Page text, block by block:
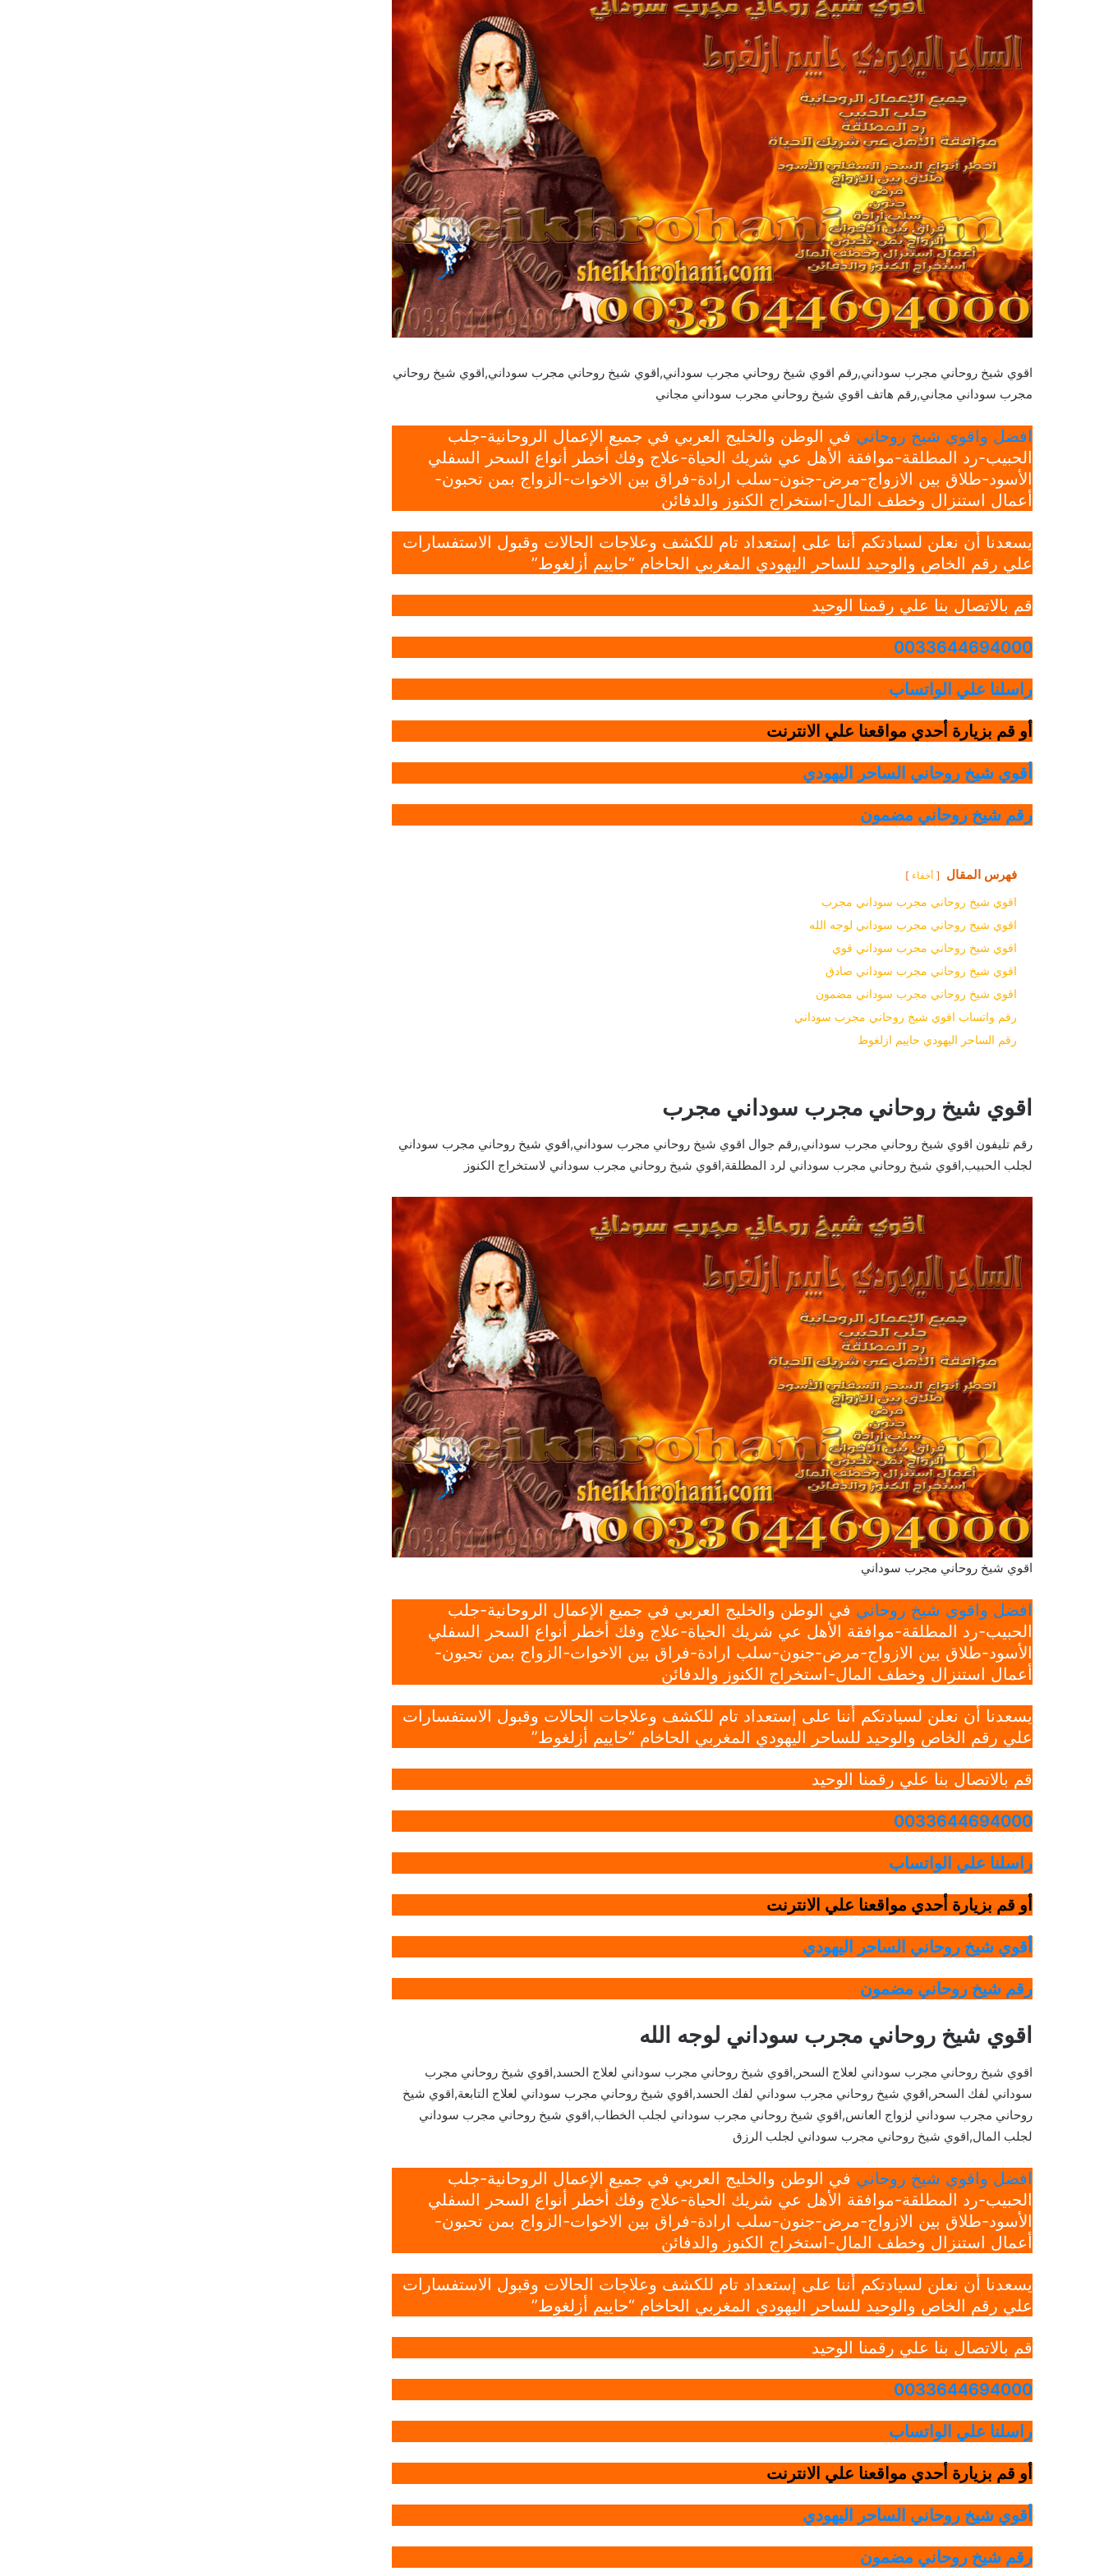
اقوي شيخ روحاني مجرب سوداني,رقم اقوي شيخ روحاني مجرب سوداني,اقوي شيخ روحاني مجرب سوداني,اقوي شيخ روحاني
مجرب سوداني مجاني,رقم هاتف اقوي شيخ روحاني مجرب سوداني مجاني
افضل واقوي شيخ روحاني في الوطن والخليج العربي في جميع الإعمال الروحانية-جلب
الحبيب-رد المطلقة-موافقة الأهل عي شريك الحياة-علاج وفك أخطر أنواع السحر السفلي
الأسود-طلاق بين الازواج-مرض-جنون-سلب ارادة-فراق بين الاخوات-الزواج بمن تحبون-
أعمال استنزال وخطف المال-استخراج الكنوز والدفائن
يسعدنا أن نعلن لسيادتكم أننا على إستعداد تام للكشف وعلاجات الحالات وقبول الاستفسارات
علي رقم الخاص والوحيد للساحر اليهودي المغربي الحاخام “حاييم أزلغوط”
قم بالاتصال بنا علي رقمنا الوحيد
0033644694000
راسلنا علي الواتساب
أو قم بزيارة أحدي مواقعنا علي الانترنت
أقوي شيخ روحاني الساحر اليهودي
رقم شيخ روحاني مضمون
فهرس المقال أخفاء
اقوي شيخ روحاني مجرب سوداني مجرب
اقوي شيخ روحاني مجرب سوداني لوجه الله
اقوي شيخ روحاني مجرب سوداني قوي
اقوي شيخ روحاني مجرب سوداني صادق
اقوي شيخ روحاني مجرب سوداني مضمون
رقم واتساب اقوي شيخ روحاني مجرب سوداني
رقم الساحر اليهودي حاييم ازلغوط
اقوي شيخ روحاني مجرب سوداني مجرب
رقم تليفون اقوي شيخ روحاني مجرب سوداني,رقم جوال اقوي شيخ روحاني مجرب سوداني,اقوي شيخ روحاني مجرب سوداني
لجلب الحبيب,اقوي شيخ روحاني مجرب سوداني لرد المطلقة,اقوي شيخ روحاني مجرب سوداني لاستخراج الكنوز
اقوي شيخ روحاني مجرب سوداني
افضل واقوي شيخ روحاني في الوطن والخليج العربي في جميع الإعمال الروحانية-جلب
الحبيب-رد المطلقة-موافقة الأهل عي شريك الحياة-علاج وفك أخطر أنواع السحر السفلي
الأسود-طلاق بين الازواج-مرض-جنون-سلب ارادة-فراق بين الاخوات-الزواج بمن تحبون-
أعمال استنزال وخطف المال-استخراج الكنوز والدفائن
يسعدنا أن نعلن لسيادتكم أننا على إستعداد تام للكشف وعلاجات الحالات وقبول الاستفسارات
علي رقم الخاص والوحيد للساحر اليهودي المغربي الحاخام “حاييم أزلغوط”
قم بالاتصال بنا علي رقمنا الوحيد
0033644694000
راسلنا علي الواتساب
أو قم بزيارة أحدي مواقعنا علي الانترنت
أقوي شيخ روحاني الساحر اليهودي
رقم شيخ روحاني مضمون
اقوي شيخ روحاني مجرب سوداني لوجه الله
اقوي شيخ روحاني مجرب سوداني لعلاج السحر,اقوي شيخ روحاني مجرب سوداني لعلاج الحسد,اقوي شيخ روحاني مجرب
سوداني لفك السحر,اقوي شيخ روحاني مجرب سوداني لفك الحسد,اقوي شيخ روحاني مجرب سوداني لعلاج التابعة,اقوي شيخ
روحاني مجرب سوداني لزواج العانس,اقوي شيخ روحاني مجرب سوداني لجلب الخطاب,اقوي شيخ روحاني مجرب سوداني
لجلب المال,اقوي شيخ روحاني مجرب سوداني لجلب الرزق
افضل واقوي شيخ روحاني في الوطن والخليج العربي في جميع الإعمال الروحانية-جلب
الحبيب-رد المطلقة-موافقة الأهل عي شريك الحياة-علاج وفك أخطر أنواع السحر السفلي
الأسود-طلاق بين الازواج-مرض-جنون-سلب ارادة-فراق بين الاخوات-الزواج بمن تحبون-
أعمال استنزال وخطف المال-استخراج الكنوز والدفائن
يسعدنا أن نعلن لسيادتكم أننا على إستعداد تام للكشف وعلاجات الحالات وقبول الاستفسارات
علي رقم الخاص والوحيد للساحر اليهودي المغربي الحاخام “حاييم أزلغوط”
قم بالاتصال بنا علي رقمنا الوحيد
0033644694000
راسلنا علي الواتساب
أو قم بزيارة أحدي مواقعنا علي الانترنت
أقوي شيخ روحاني الساحر اليهودي
رقم شيخ روحاني مضمون